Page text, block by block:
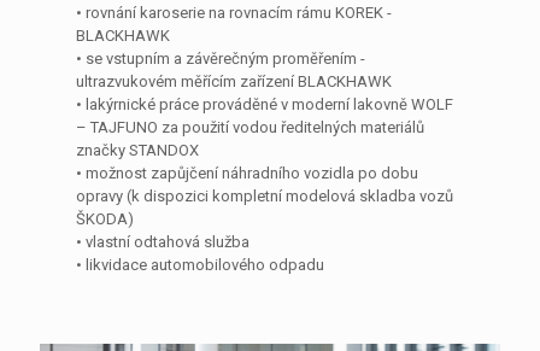
• rovnání karoserie na rovnacím rámu KOREK -
BLACKHAWK
• se vstupním a závěrečným proměřením -
ultrazvukovém měřícím zařízení BLACKHAWK
• lakýrnické práce prováděné v moderní lakovně WOLF
– TAJFUNO za použití vodou ředitelných materiálů
značky STANDOX
• možnost zapůjčení náhradního vozidla po dobu
opravy (k dispozici kompletní modelová skladba vozů
ŠKODA)
• vlastní odtahová služba
• likvidace automobilového odpadu